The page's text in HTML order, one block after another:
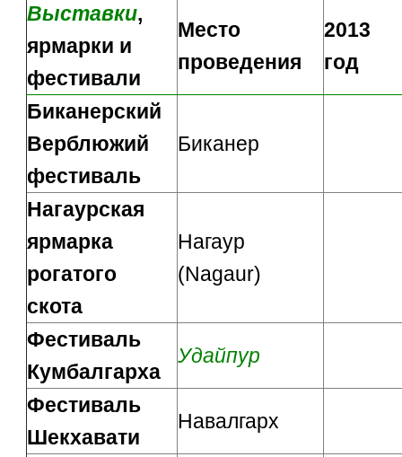
Выставки,
ярмарки и
фестивали
Место
проведения
2013
год
Биканерский
Верблюжий
фестиваль
Биканер
Нагаурская
ярмарка
рогатого
скота
Нагаур
(Nagaur)
Фестиваль
Кумбалгарха
Удайпур
Фестиваль
Шекхавати
Навалгарх